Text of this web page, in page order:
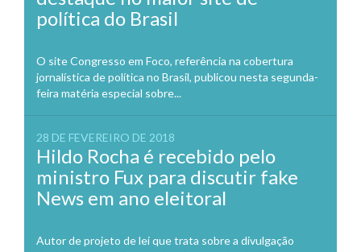
política do Brasil
O site Congresso em Foco, referência na cobertura
jornalística de política no Brasil, publicou nesta segunda-
feira matéria especial sobre...
28 DE FEVEREIRO DE 2018
Hildo Rocha é recebido pelo
ministro Fux para discutir fake
News em ano eleitoral
Autor de projeto de lei que trata sobre a divulgação